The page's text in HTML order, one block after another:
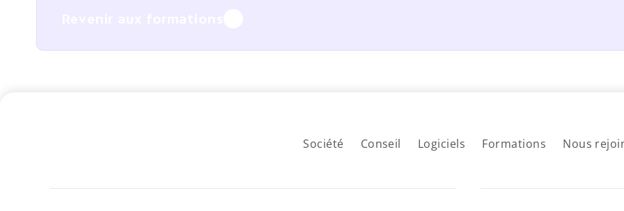
Société Conseil Logiciels Formations Nous